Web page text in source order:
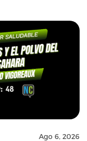
Ago 6, 2026